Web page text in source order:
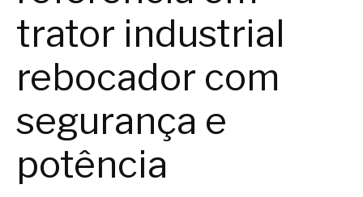
trator industrial
rebocador com
segurança e
potência